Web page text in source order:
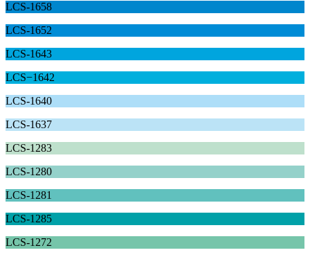
LCS-1658
LCS-1652
LCS-1643
LCS−1642
LCS-1640
LCS-1637
LCS-1283
LCS-1280
LCS-1281
LCS-1285
LCS-1272